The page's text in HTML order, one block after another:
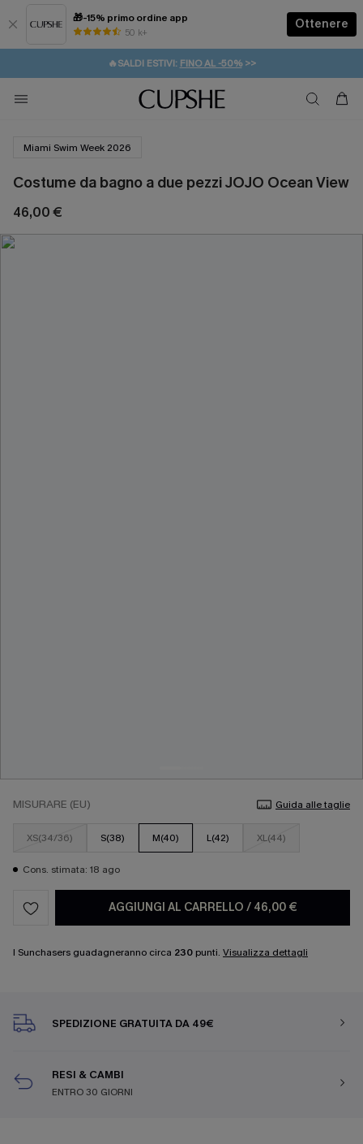
🎁-15% primo ordine app
50 k+
Ottenere
⚡️-15% SUGLI ESSENZIALI DA VACANZA | ACQUISTA
🔥SALDI ESTIVI: FINO AL -50%>>
🚚SPEDIZIONE GRATUITA DA 49€
💌REGALO PER I NUOVI: 20% DI SCONTO*
Miami Swim Week 2026
Costume da bagno a due pezzi JOJO Ocean View
46,00 €
MISURARE (EU) Guida alle taglie
XS(34/36) S(38) M(40) L(42) XL(44)
Cons. stimata: 18 ago
AGGIUNGI AL CARRELLO / 46,00 €
I Sunchasers guadagneranno circa 230 punti. Visualizza dettagli
SPEDIZIONE GRATUITA DA 49€
RESI & CAMBI
ENTRO 30 GIORNI